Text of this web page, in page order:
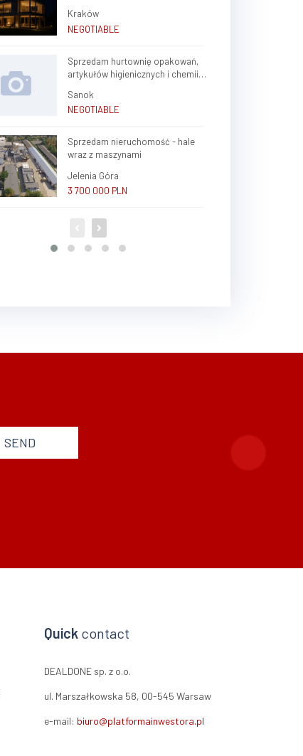
Krakowa (Krowodrza)
Kraków
NEGOTIABLE
Sprzedam hurtownię opakowań,
artykułów higienicznych i chemii
Sanok
NEGOTIABLE
Sprzedam nieruchomość - hale
wraz z maszynami
Jelenia Góra
3 700 000 PLN
SEND
Quickcontact
DEALDONE sp. z o.o.
ul. Marszałkowska 58, 00-545 Warsaw
e-mail: biuro@platformainwestora.pl